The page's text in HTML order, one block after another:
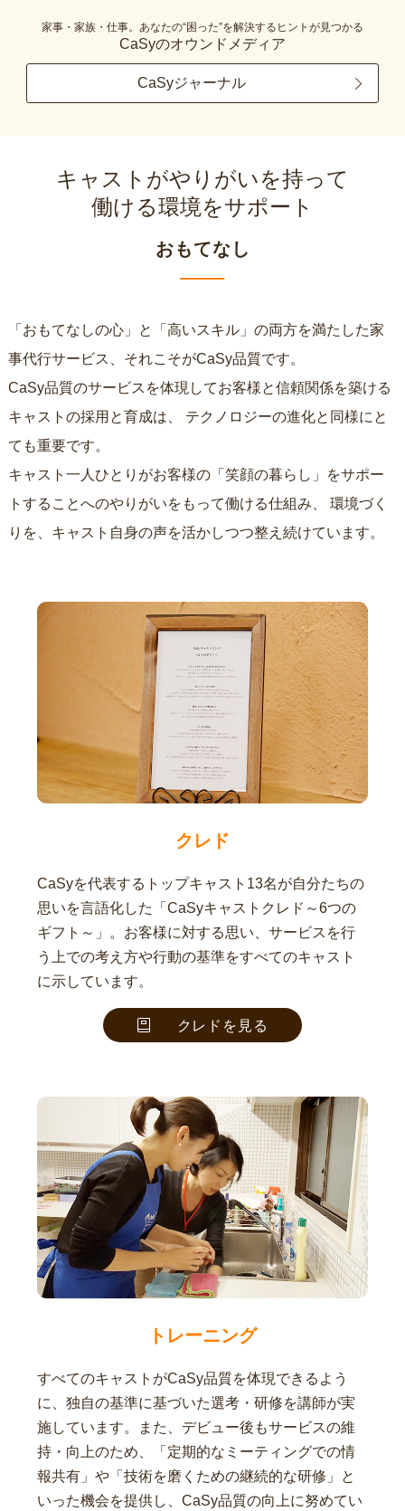
家事・家族・仕事。あなたの“困った”を解決するヒントが見つかる
CaSyのオウンドメディア
CaSyジャーナル
キャストがやりがいを持って
働ける環境をサポート
おもてなし
「おもてなしの心」と「高いスキル」の両方を満たした家
事代行サービス、それこそがCaSy品質です。
CaSy品質のサービスを体現してお客様と信頼関係を築ける
キャストの採用と育成は、
ても重要です。
キャスト一人ひとりがお客様の「笑顔の暮らし」をサポー
トすることへのやりがいをもって働ける仕組み、
りを、キャスト自身の声を活かしつつ整え続けています。
クレド
CaSyを代表するトップキャスト13名が自分たちの
思いを言語化した「CaSyキャストクレド～6つの
ギフト～」。お客様に対する思い、サービスを行
う上での考え方や行動の基準をすべてのキャスト
に示しています。
クレドを見る
トレーニング
すべてのキャストがCaSy品質を体現できるよう
に、独自の基準に基づいた選考・研修を講師が実
施しています。また、デビュー後もサービスの維
持・向上のため、「定期的なミーティングでの情
報共有」や「技術を磨くための継続的な研修」と
いった機会を提供し、CaSy品質の向上に努めてい